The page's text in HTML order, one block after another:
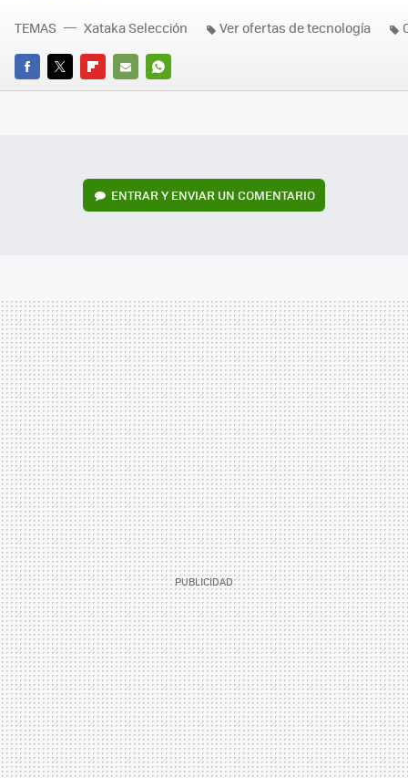
FACEBOOK
TWITTERFLIPBOARD
E-
WHATSAPP
TEMAS Xataka Selección Ver ofertas de tecnología
ENTRAR Y ENVIAR UN COMENTARIO